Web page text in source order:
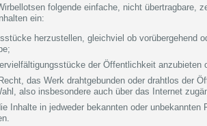
folgende einfache, nicht übertragbare,
ein:
herzustellen, gleichviel ob vorübergehend
der Öffentlichkeit anzubieten
das Werk drahtgebunden oder drahtlos der
also insbesondere auch über das Internet
Inhalte in jedweder bekannten oder